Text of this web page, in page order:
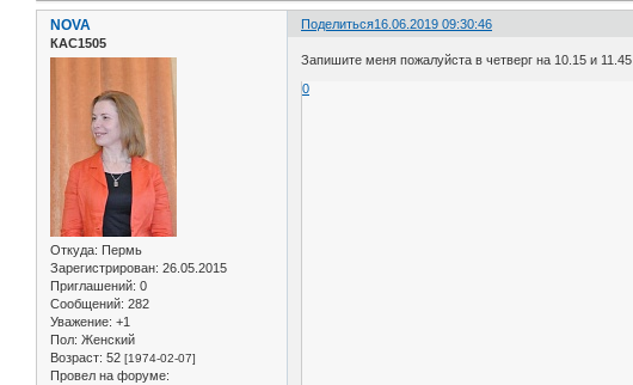
Поделиться16.06.2019 09:30:46
NOVA
КАС1505
Откуда: Пермь
Зарегистрирован: 26.05.2015
Приглашений: 0
Сообщений: 282
Уважение: +1
Пол: Женский
Возраст: 52 [1974-02-07]
Провел на форуме:
Запишите меня пожалуйста в четверг на 10.15 и 11.45
0